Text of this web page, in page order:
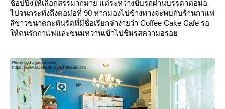
ช็อปปิ้งให้เลือกสรรมากมาย แต่ระหว่างขับรถผ่านบรรดาตอม่อ
ไปจนกระทั่งถึงตอม่อที่ 90 หากมองไปข้างทางจะพบกับร้านกาแฟ
สีขาวขนาดกะทันรัดที่มีชื่อเรียกจำง่ายว่า Coffee Cake Cafe รอ
ห้คนรักกาแฟและขนมหวานเข้าไปชิมรสความอร่อ